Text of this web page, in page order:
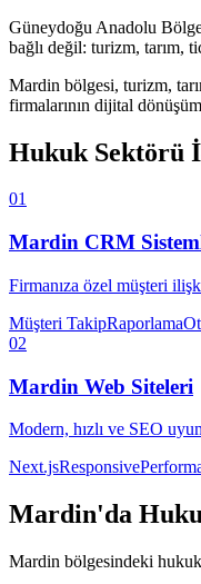
Güneydoğu Anadolu
bağlı değil: turizm, tarım,
Mardin bölgesi, turizm,
firmalarının dijital
Hukuk Sektörü
01
Mardin CRM
Firmanıza özel müşteri
Müşteri TakipRaporlama
02
Mardin Web Siteleri
Modern, hızlı ve SEO
Next.jsResponsive
Mardin'da
Mardin bölgesindeki